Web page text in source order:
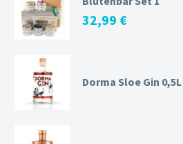
32,99 €
Dorma Sloe Gin